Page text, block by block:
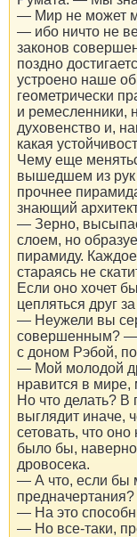
— Мир не может
— ибо ничто не
законов
поздно
устроено наше
геометрически
и ремесленники,
духовенство и,
какая
Чему еще
вышедшем из рук
прочнее
знающий
— Зерно,
слоем, но
пирамиду.
стараясь не
Если оно хочет
цепляться друг
— Неужели вы
совершенным? —
с доном Рэбой,
— Мой молодой
нравится в мире,
Но что делать? В
выглядит иначе,
сетовать, что
было бы,
дровосека.
— А что, если бы
предначертания?
— На это
— Но все-таки,